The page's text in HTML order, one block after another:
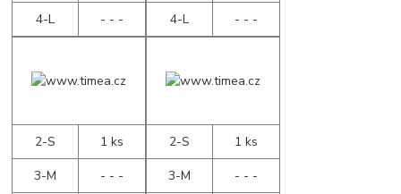
4-L
- - -
4-L
- - -
2-S
1 ks
3-M
- - -
2-S
1 ks
3-M
- - -